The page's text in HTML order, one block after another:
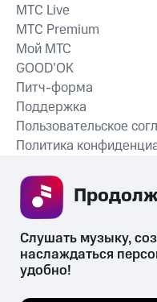
MTС Live
MTС Premium
Мой МТС
GOOD’OK
Питч-форма
Поддержка
Пользовательское
Политика
Слушать музыку,
наслаждаться
удобно!